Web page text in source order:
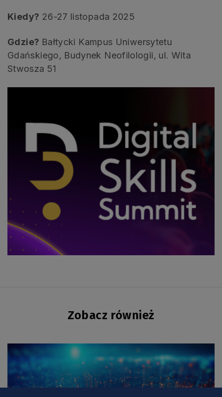
Kiedy? 26-27 listopada 2025
Gdzie? Bałtycki Kampus Uniwersytetu
Gdańskiego, Budynek Neofilologii, ul. Wita
Stwosza 51
Zobacz również